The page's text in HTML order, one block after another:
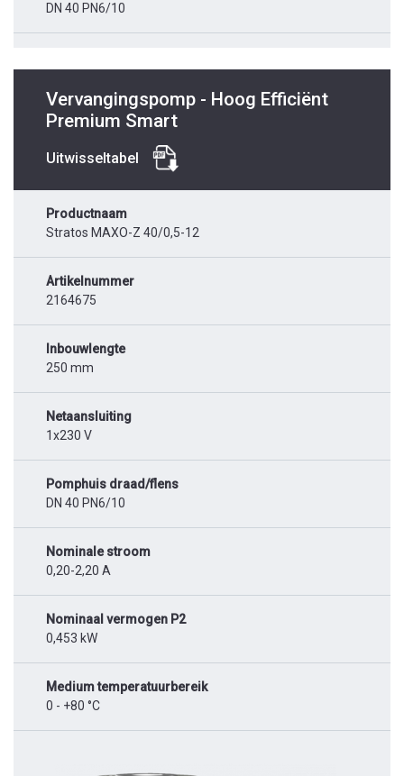
DN 40 PN6/10
Vervangingspomp - Hoog Efficiënt
Premium Smart
Uitwisseltabel
Productnaam
Stratos MAXO-Z 40/0,5-12
Artikelnummer
2164675
Inbouwlengte
250 mm
Netaansluiting
1x230 V
Pomphuis draad/flens
DN 40 PN6/10
Nominale stroom
0,20-2,20 A
Nominaal vermogen P2
0,453 kW
Medium temperatuurbereik
0 - +80 °C